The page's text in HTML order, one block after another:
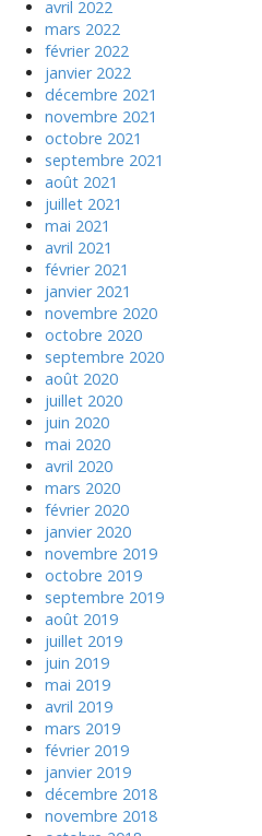
avril 2022
mars 2022
février 2022
janvier 2022
décembre 2021
novembre 2021
octobre 2021
septembre 2021
août 2021
juillet 2021
mai 2021
avril 2021
février 2021
janvier 2021
novembre 2020
octobre 2020
septembre 2020
août 2020
juillet 2020
juin 2020
mai 2020
avril 2020
mars 2020
février 2020
janvier 2020
novembre 2019
octobre 2019
septembre 2019
août 2019
juillet 2019
juin 2019
mai 2019
avril 2019
mars 2019
février 2019
janvier 2019
décembre 2018
novembre 2018